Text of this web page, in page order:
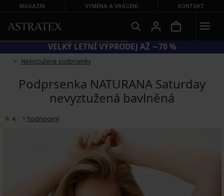
MAGAZÍN VÝMĚNA A VRÁCENÍ KONTAKT
VELKÝ LETNÍ VÝPRODEJ AŽ −70 %
Nevyztužené podprsenky
Podprsenka NATURANA Saturday
nevyztužená bavlněná
4 1 hodnocení